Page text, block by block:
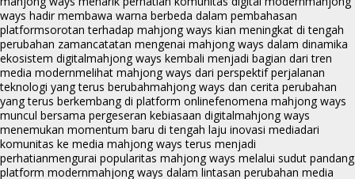
ways hadir membawa warna berbeda dalam pembahasan
platformsorotan terhadap mahjong ways kian meningkat di tengah
perubahan zamancatatan mengenai mahjong ways dalam dinamika
ekosistem digitalmahjong ways kembali menjadi bagian dari tren
media modernmelihat mahjong ways dari perspektif perjalanan
teknologi yang terus berubahmahjong ways dan cerita perubahan
yang terus berkembang di platform onlinefenomena mahjong ways
muncul bersama pergeseran kebiasaan digitalmahjong ways
menemukan momentum baru di tengah laju inovasi mediadari
komunitas ke media mahjong ways terus menjadi
perhatianmengurai popularitas mahjong ways melalui sudut pandang
platform modernmahjong ways dalam lintasan perubahan media